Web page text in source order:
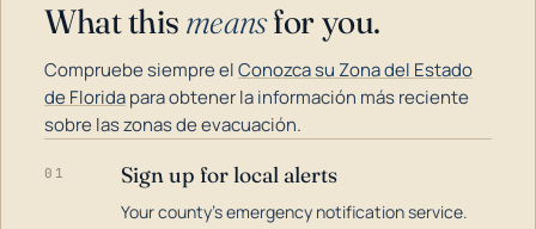
What this meansfor you.
Compruebe siempre elConozca su Zona del Estado
de Floridapara obtener la información más reciente
sobre las zonas de evacuación.
01 Sign up for local alerts
Your county's emergency notification service.